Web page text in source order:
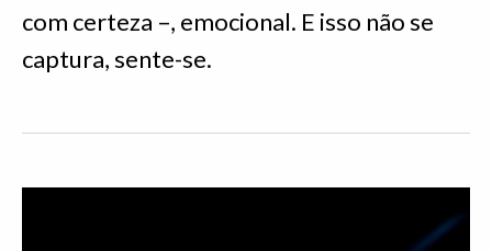
com certeza –, emocional. E isso não se
captura, sente-se.